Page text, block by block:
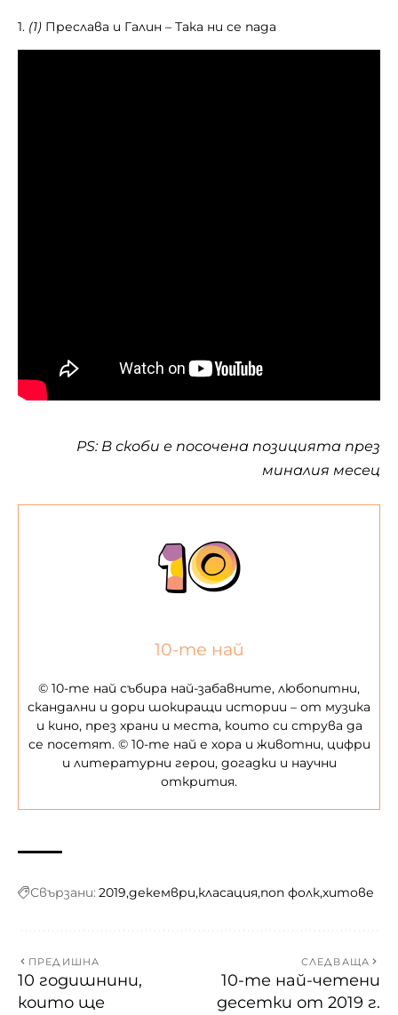
1. (1) Преслава и Галин – Така ни се пада
PS: В скоби е посочена позицията през
миналия месец
10-те най
© 10-те най събира най-забавните, любопитни,
скандални и дори шокиращи истории – от музика
и кино, през храни и места, които си струва да
се посетят. © 10-те най е хора и животни, цифри
и литературни герои, догадки и научни
открития.
Свързани: 2019 декември класация поп фолкхитове
ПРЕДИШНА
10 годишнини,
които ще
СЛЕДВАЩА
10-те най-четени
десетки от 2019 г.